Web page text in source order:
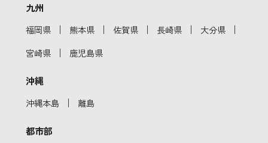
九州
福岡県 ｜ 熊本県 ｜ 佐賀県 ｜ 長崎県 ｜ 大分県 ｜
宮崎県 ｜ 鹿児島県
沖縄
沖縄本島 ｜ 離島
都市部